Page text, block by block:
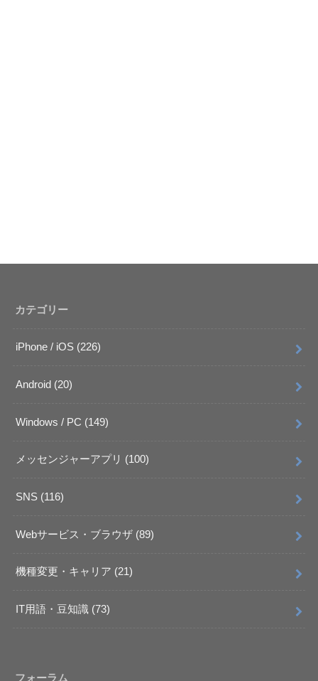
カテゴリー
iPhone / iOS (226)
Android (20)
Windows / PC (149)
メッセンジャーアプリ (100)
SNS (116)
Webサービス・ブラウザ (89)
機種変更・キャリア (21)
IT用語・豆知識 (73)
フォーラム